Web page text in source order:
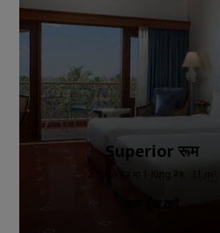
Superior रूम
2 Twin बेड या 1 King बेड · 31 m²